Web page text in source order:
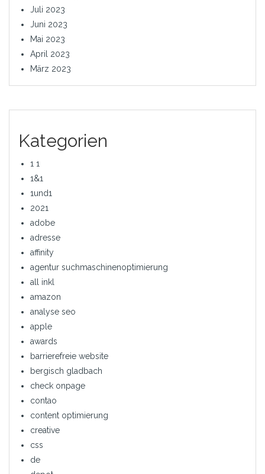
Juli 2023
Juni 2023
Mai 2023
April 2023
März 2023
Kategorien
1 1
1&1
1und1
2021
adobe
adresse
affinity
agentur suchmaschinenoptimierung
all inkl
amazon
analyse seo
apple
awards
barrierefreie website
bergisch gladbach
check onpage
contao
content optimierung
creative
css
de